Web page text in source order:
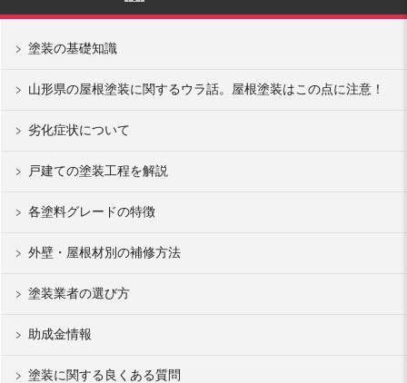
塗装の基礎知識
山形県の屋根塗装に関するウラ話。屋根塗装はこの点に注意！
劣化症状について
戸建ての塗装工程を解説
各塗料グレードの特徴
外壁・屋根材別の補修方法
塗装業者の選び方
助成金情報
塗装に関する良くある質問